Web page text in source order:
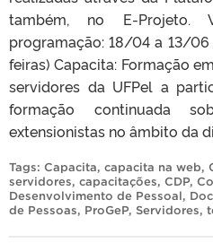
também, no E-Projeto.
programação: 18/04 a 13/06
feiras) Capacita: Formação
servidores da UFPel a
formação continuada
extensionistas no âmbito da
Tags: Capacita, capacita na web,
servidores, capacitações, CDP,
Desenvolvimento de Pessoal,
de Pessoas, ProGeP, Servidores,